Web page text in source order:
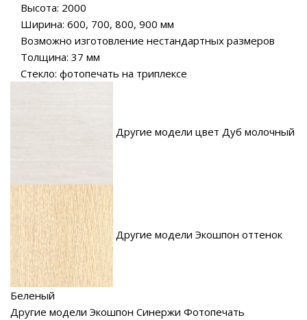
Высота: 2000
Ширина: 600, 700, 800, 900 мм
Возможно изготовление нестандартных размеров
Толщина: 37 мм
Стекло: фотопечать на триплексе
Другие модели цвет Дуб молочный
Другие модели Экошпон оттенок
Беленый
Другие модели Экошпон Синержи Фотопечать